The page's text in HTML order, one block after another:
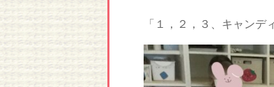
「１，２，３、キャンデ